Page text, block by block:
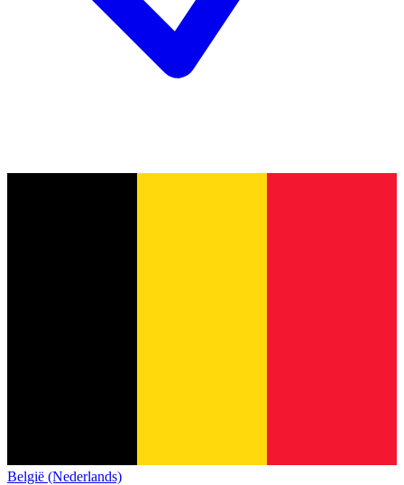
België (Nederlands)